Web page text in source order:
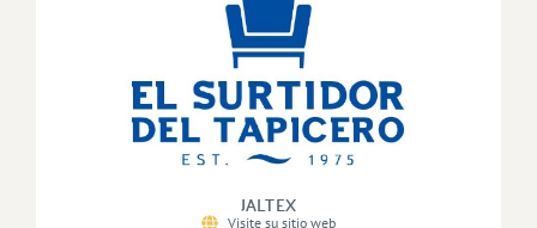
JALTEX
Visite su sitio web